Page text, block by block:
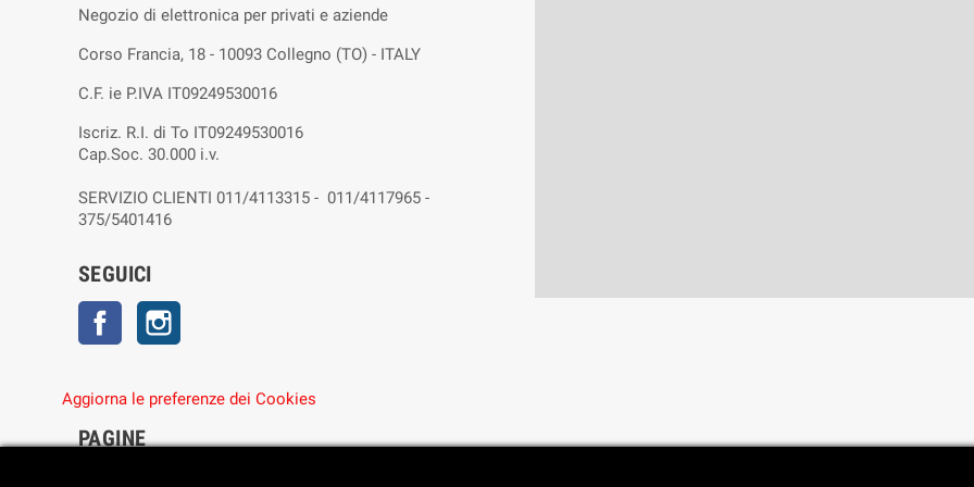
Negozio di elettronica per privati e aziende
Corso Francia, 18 - 10093 Collegno (TO) - ITALY
C.F. ie P.IVA IT09249530016
Iscriz. R.I. di To IT09249530016
Cap.Soc. 30.000 i.v.
SERVIZIO CLIENTI 011/4113315 - 011/4117965 -
375/5401416
SEGUICI
Facebook
Aggiorna le preferenze dei Cookies
PAGINE